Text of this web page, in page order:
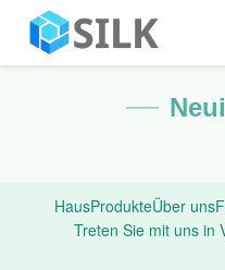
HausProdukteÜber uns
Treten Sie mit uns in